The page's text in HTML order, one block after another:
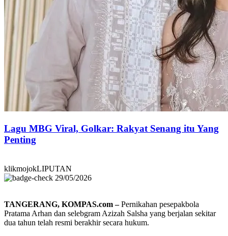
Lagu MBG Viral, Golkar: Rakyat Senang itu Yang
Penting
klikmojokLIPUTAN
29/05/2026
TANGERANG, KOMPAS.com –Pernikahan pesepakbola
Pratama Arhan dan selebgram Azizah Salsha yang berjalan sekitar
dua tahun telah resmi berakhir secara hukum.